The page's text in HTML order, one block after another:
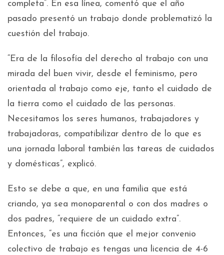
completa”. En esa línea, comentó que el año
pasado presentó un trabajo donde problematizó la
cuestión del trabajo.
“Era de la filosofía del derecho al trabajo con una
mirada del buen vivir, desde el feminismo, pero
orientada al trabajo como eje, tanto el cuidado de
la tierra como el cuidado de las personas.
Necesitamos los seres humanos, trabajadores y
trabajadoras, compatibilizar dentro de lo que es
una jornada laboral también las tareas de cuidados
y domésticas”, explicó.
Esto se debe a que, en una familia que está
criando, ya sea monoparental o con dos madres o
dos padres, “requiere de un cuidado extra”.
Entonces, “es una ficción que el mejor convenio
colectivo de trabajo es tengas una licencia de 4-6